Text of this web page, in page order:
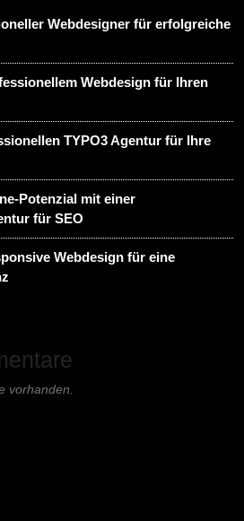
Webdesigner für erfolgreiche
Webdesign für Ihren
TYPO3 Agentur für Ihre
Potenzial mit einer
für SEO
Webdesign für eine
vorhanden.